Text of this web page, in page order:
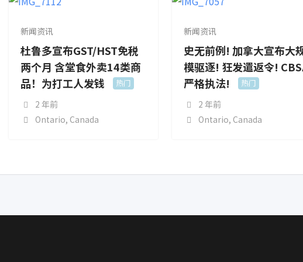
新闻资讯
杜鲁多宣布GST/HST免税
两个月 含堂食外卖14类商
品！为打工人发钱
热门
2 年前
Ontario, Canada
新闻资讯
史无前例! 加拿大宣布大
模驱逐! 狂发遣返令!
严格执法!
热门
2 年前
Ontario, Canada